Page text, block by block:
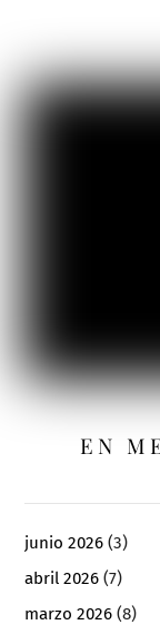
EN
junio 2026 (3)
abril 2026 (7)
marzo 2026 (8)